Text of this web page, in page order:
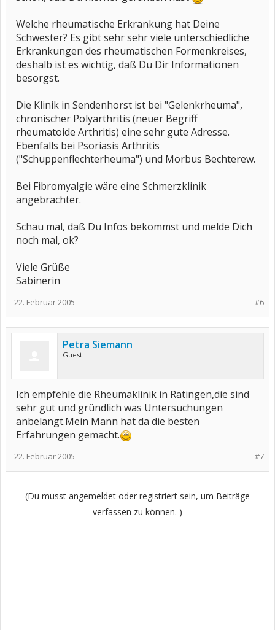
Welche rheumatische Erkrankung hat Deine
Schwester? Es gibt sehr sehr viele unterschiedliche
Erkrankungen des rheumatischen Formenkreises,
deshalb ist es wichtig, daß Du Dir Informationen
besorgst.
Die Klinik in Sendenhorst ist bei "Gelenkrheuma",
chronischer Polyarthritis (neuer Begriff
rheumatoide Arthritis) eine sehr gute Adresse.
Ebenfalls bei Psoriasis Arthritis
("Schuppenflechterheuma") und Morbus Bechterew.
Bei Fibromyalgie wäre eine Schmerzklinik
angebrachter.
Schau mal, daß Du Infos bekommst und melde Dich
noch mal, ok?
Viele Grüße
Sabinerin
#6
22. Februar 2005
Petra Siemann
Guest
Ich empfehle die Rheumaklinik in Ratingen,die sind
sehr gut und gründlich was Untersuchungen
anbelangt.Mein Mann hat da die besten
Erfahrungen gemacht.
#7
22. Februar 2005
(Du musst angemeldet oder registriert sein, um Beiträge
verfassen zu können. )